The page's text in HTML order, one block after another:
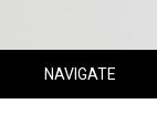
NAVIGATE